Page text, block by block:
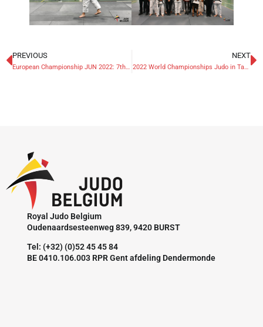
PREVIOUS
European Championship JUN 2022: 7th place for Alessia Corrao
NEXT
2022 World Championships Judo in Tashkent: Silver for Casse, 5th place for Nikiforov
Royal Judo Belgium
Oudenaardsesteenweg 839, 9420 BURST
Tel: (+32) (0)52 45 45 84
BE 0410.106.003 RPR Gent afdeling Dendermonde